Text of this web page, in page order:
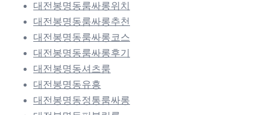
대전봉명동룸싸롱위치
대전봉명동룸싸롱추천
대전봉명동룸싸롱코스
대전봉명동룸싸롱후기
대전봉명동셔츠룸
대전봉명동유흥
대전봉명동정통룸싸롱